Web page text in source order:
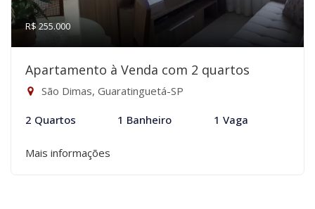
R$ 255.000
Apartamento à Venda com 2 quartos
São Dimas, Guaratinguetá-SP
2 Quartos 1 Banheiro 1 Vaga
Mais informações